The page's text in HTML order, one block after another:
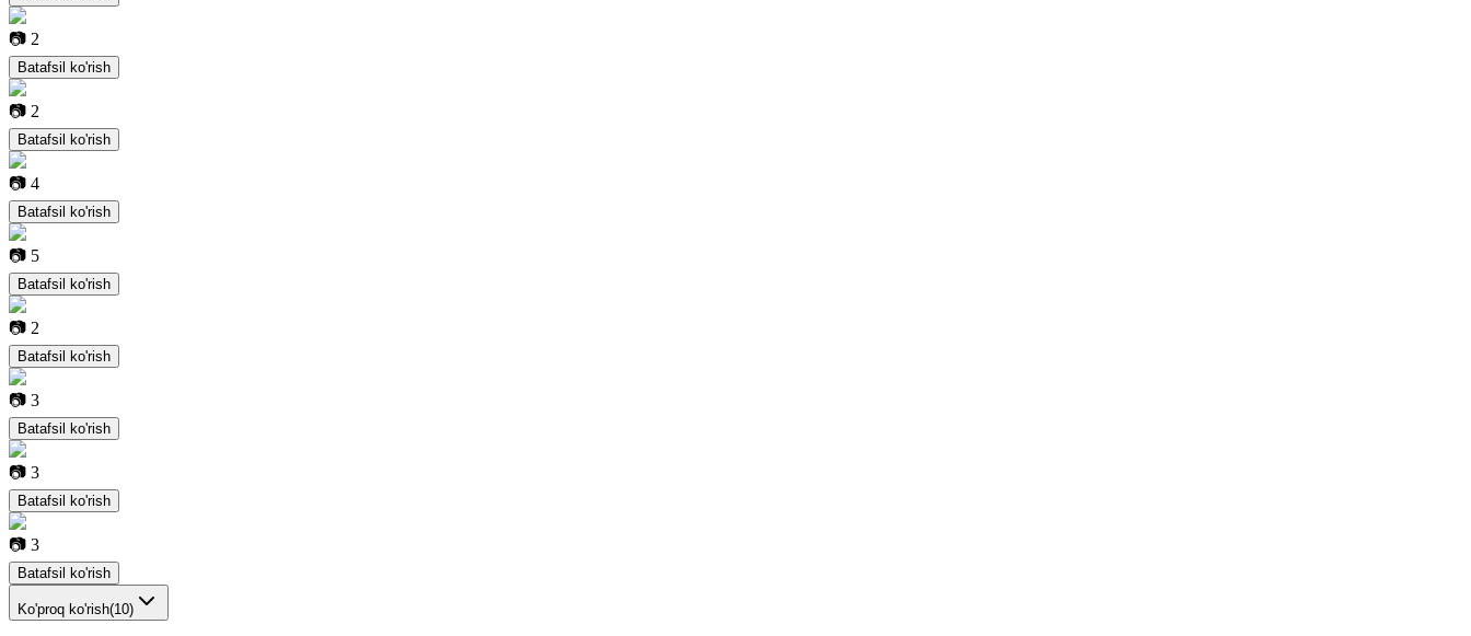
📷 2
Batafsil ko'rish
📷 2
Batafsil ko'rish
📷 4
Batafsil ko'rish
📷 5
Batafsil ko'rish
📷 2
Batafsil ko'rish
📷 3
Batafsil ko'rish
📷 3
Batafsil ko'rish
📷 3
Batafsil ko'rish
Ko'proq ko'rish(10)